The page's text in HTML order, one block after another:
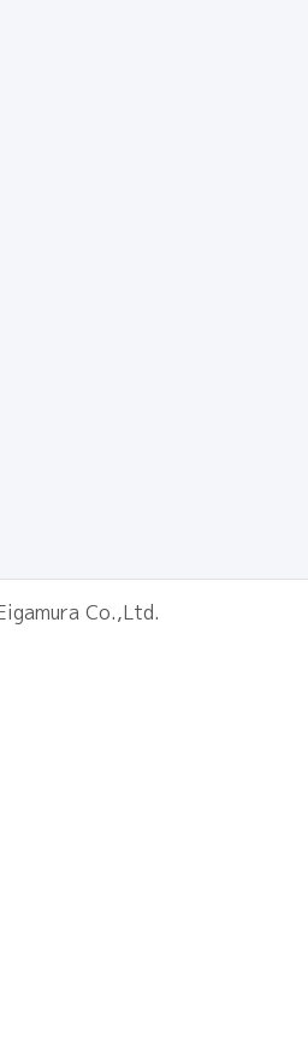
Co.,Ltd.